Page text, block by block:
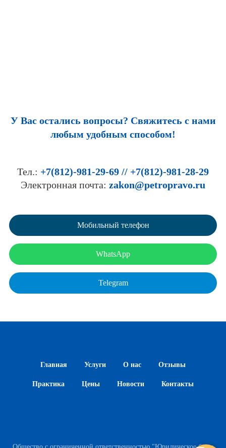
У Вас остались вопросы? Свяжитесь с нами
любым удобным способом!
Тел.: +7(812)-981-29-69 // +7(812)-981-28-29
Электронная почта: zakon@petropravo.ru
Мобильный телефон
WhatsApp
Telegram
Главная Услуги О нас Отзывы
Практика Цены Новости Контакты